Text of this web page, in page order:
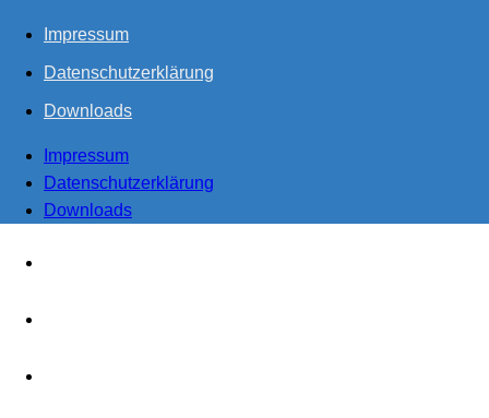
Impressum
Datenschutzerklärung
Downloads
Impressum
Datenschutzerklärung
Downloads